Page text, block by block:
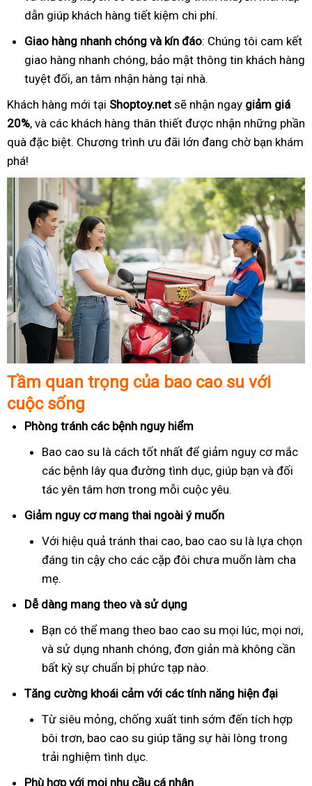
dẫn giúp khách hàng tiết kiệm chi phí.
Giao hàng nhanh chóng và kín đáo: Chúng tôi cam kết
giao hàng nhanh chóng, bảo mật thông tin khách hàng
tuyệt đối, an tâm nhận hàng tại nhà.
Khách hàng mới tại Shoptoy.net sẽ nhận ngay giảm giá
20%, và các khách hàng thân thiết được nhận những phần
quà đặc biệt. Chương trình ưu đãi lớn đang chờ bạn khám
phá!
Tầm quan trọng của bao cao su với
cuộc sống
Phòng tránh các bệnh nguy hiểm
Bao cao su là cách tốt nhất để giảm nguy cơ mắc
các bệnh lây qua đường tình dục, giúp bạn và đối
tác yên tâm hơn trong mỗi cuộc yêu.
Giảm nguy cơ mang thai ngoài ý muốn
Với hiệu quả tránh thai cao, bao cao su là lựa chọn
đáng tin cậy cho các cặp đôi chưa muốn làm cha
mẹ.
Dễ dàng mang theo và sử dụng
Bạn có thể mang theo bao cao su mọi lúc, mọi nơi,
và sử dụng nhanh chóng, đơn giản mà không cần
bất kỳ sự chuẩn bị phức tạp nào.
Tăng cường khoái cảm với các tính năng hiện đại
Từ siêu mỏng, chống xuất tinh sớm đến tích hợp
bôi trơn, bao cao su giúp tăng sự hài lòng trong
trải nghiệm tình dục.
Phù hợp với mọi nhu cầu cá nhân